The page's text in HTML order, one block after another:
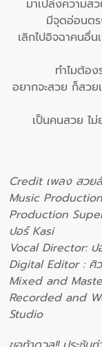
มาเปล่งความส
มีจุดอ่อนตร
เลิกไปอิจฉาคนอื่
ทำไมต้อ
อยากจะสวย ก็สวย
เป็นคนสวย ไ
Credit เพลง สวย
Music
Production
ปอร์ Kasi
Vocal Director: ป
Digital Editor : ศิ
Mixed and
Recorded and
Studio